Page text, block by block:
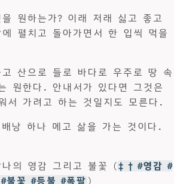
원하는가? 이래 저래 싫고 좋고
펼치고 돌아가면서 한 입씩 먹을
산으로 들로 바다로 우주로 땅 속
원한다. 안내서가 있다면 그것은
서 가려고 하는 것일지도 모른다.
낭 하나 메고 삶을 가는 것이다.
나의 영감 그리고 불꽃 (‡ † #영감 #
불꽃 #등불 #폭팔 )